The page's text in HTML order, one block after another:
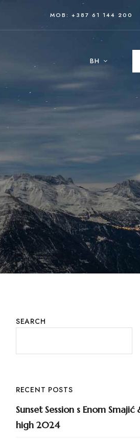
MOB: +387 61 144 200
BH
SEARCH
RECENT POSTS
Sunset Session s Enom
high 2024